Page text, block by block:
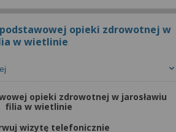
opieki zdrowotnej w
w wietlinie
opieki zdrowotnej w jarosławiu
filia w wietlinie
wizytę telefonicznie